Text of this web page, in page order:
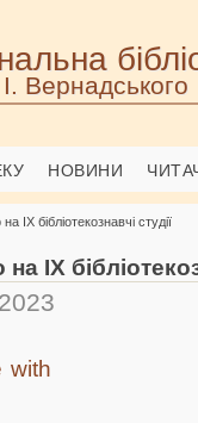
Вернадського
НОВИНИ
ІХ бібліотекознавчі студії
ІХ